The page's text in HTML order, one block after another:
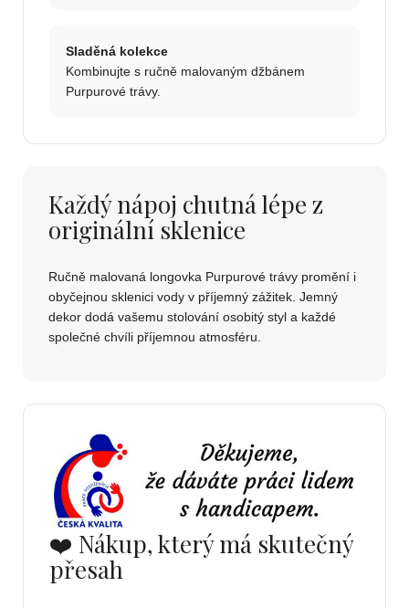
Sladěná kolekce
Kombinujte s ručně malovaným džbánem
Purpurové trávy.
Každý nápoj chutná lépe z
originální sklenice
Ručně malovaná longovka Purpurové trávy promění i
obyčejnou sklenici vody v příjemný zážitek. Jemný
dekor dodá vašemu stolování osobitý styl a každé
společné chvíli příjemnou atmosféru.
❤️ Nákup, který má skutečný
přesah